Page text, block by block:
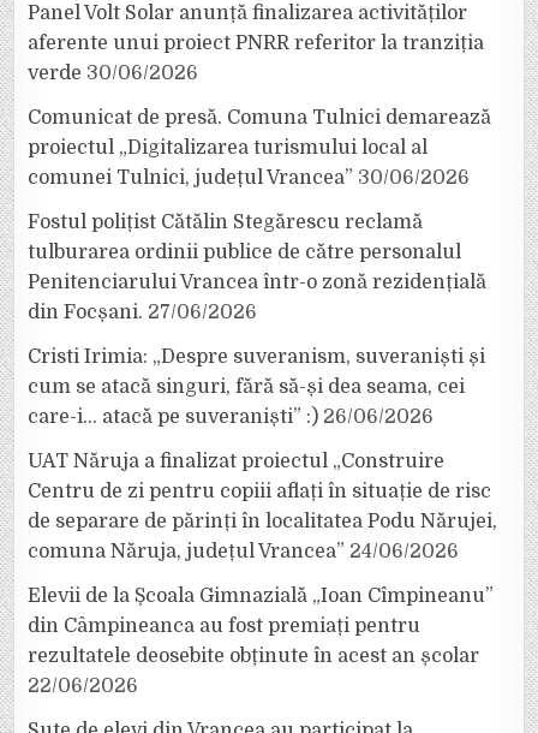
Panel Volt Solar anunță finalizarea activităților
aferente unui proiect PNRR referitor la tranziția
verde 30/06/2026
Comunicat de presă. Comuna Tulnici demarează
proiectul „Digitalizarea turismului local al
comunei Tulnici, județul Vrancea” 30/06/2026
Fostul polițist Cătălin Stegărescu reclamă
tulburarea ordinii publice de către personalul
Penitenciarului Vrancea într-o zonă rezidențială
din Focșani. 27/06/2026
Cristi Irimia: „Despre suveranism, suveraniști și
cum se atacă singuri, fără să-și dea seama, cei
care-i… atacă pe suveraniști” :) 26/06/2026
UAT Năruja a finalizat proiectul „Construire
Centru de zi pentru copiii aflați în situație de risc
de separare de părinți în localitatea Podu Nărujei,
comuna Năruja, județul Vrancea” 24/06/2026
Elevii de la Școala Gimnazială „Ioan Cîmpineanu”
din Câmpineanca au fost premiați pentru
rezultatele deosebite obținute în acest an școlar
22/06/2026